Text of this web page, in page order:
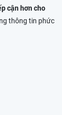
cận hơn cho
thông tin phức